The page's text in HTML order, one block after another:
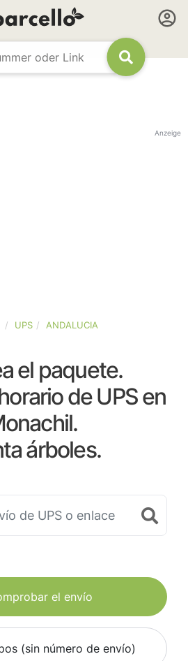
Anzeige
UPS ANDALUCIA
el paquete.
de UPS en
árboles.
el envío
(sin número de envío)